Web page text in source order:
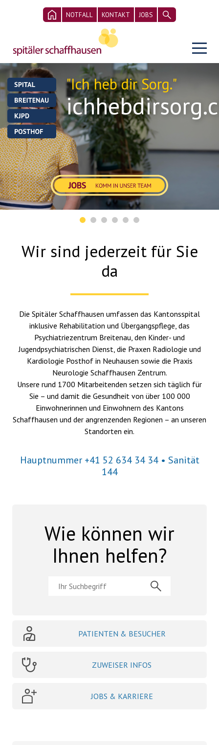
NOTFALL KONTAKT JOBS
"Ich heb dir Sorg."
Wir sind jederzeit für Sie
da
Die Spitäler Schaffhausen umfassen das Kantonsspital
inklusive Rehabilitation und Übergangspflege, das
Psychiatriezentrum Breitenau, den Kinder- und
Jugendpsychiatrischen Dienst, die Praxen Radiologie und
Kardiologie Posthof in Neuhausen sowie die Praxis
Neurologie Schaffhausen Zentrum.
Unsere rund 1700 Mitarbeitenden setzen sich täglich für
Sie – und damit die Gesundheit von über 100 000
Einwohnerinnen und Einwohnern des Kantons
Schaffhausen und der angrenzenden Regionen – an unseren
Standorten ein.
Hauptnummer +41 52 634 34 34• Sanität
144
Wie können wir
Ihnen helfen?
PATIENTEN & BESUCHER
ZUWEISER INFOS
JOBS & KARRIERE